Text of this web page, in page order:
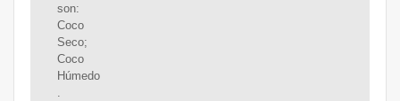
son:
Coco
Seco;
Coco
Húmedo
.